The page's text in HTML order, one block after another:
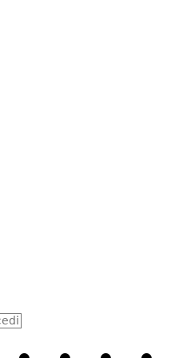
Alimentazione
AmbienteBambini